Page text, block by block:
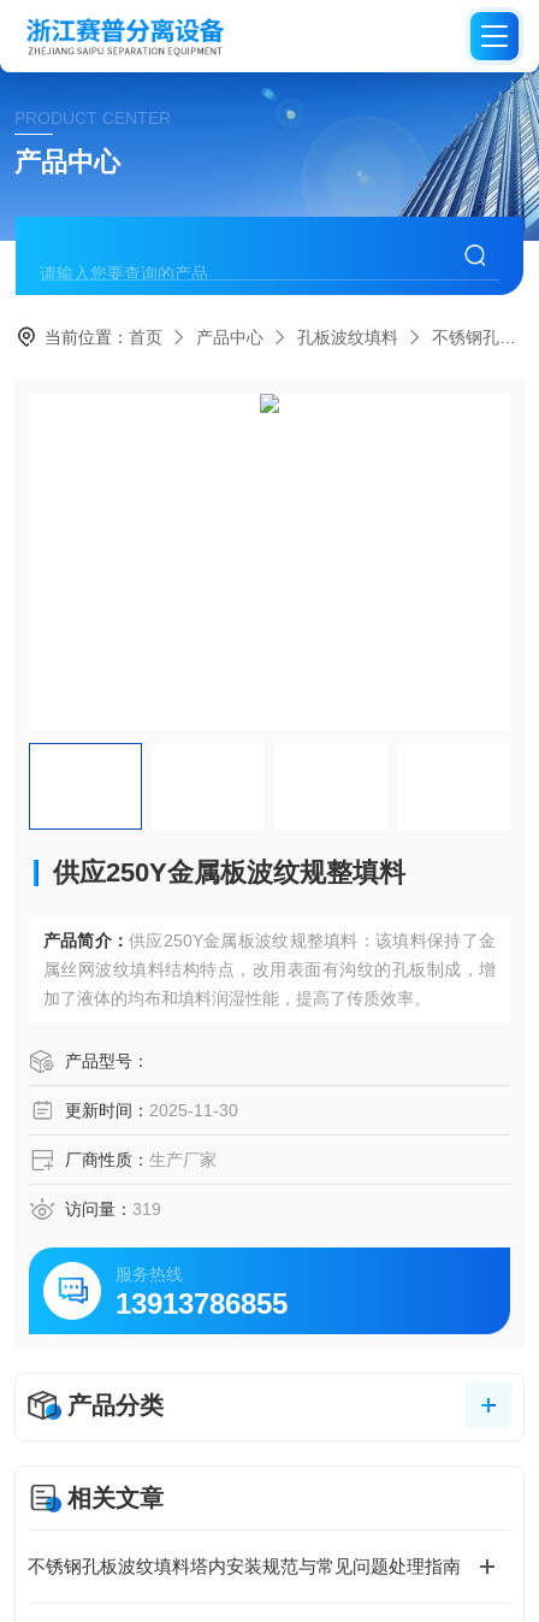
PRODUCT CENTER
产品中心
当前位置：首页 产品中心 孔板波纹填料 不锈钢孔板波纹填料
供应250Y金属板波纹规整填料
产品简介： 供应250Y金属板波纹规整填料：该填料保持了金
属丝网波纹填料结构特点，改用表面有沟纹的孔板制成，增
加了液体的均布和填料润湿性能，提高了传质效率。
产品型号：
更新时间： 2025-11-30
厂商性质： 生产厂家
访问量： 319
服务热线
13913786855
产品分类
相关文章
不锈钢孔板波纹填料塔内安装规范与常见问题处理指南